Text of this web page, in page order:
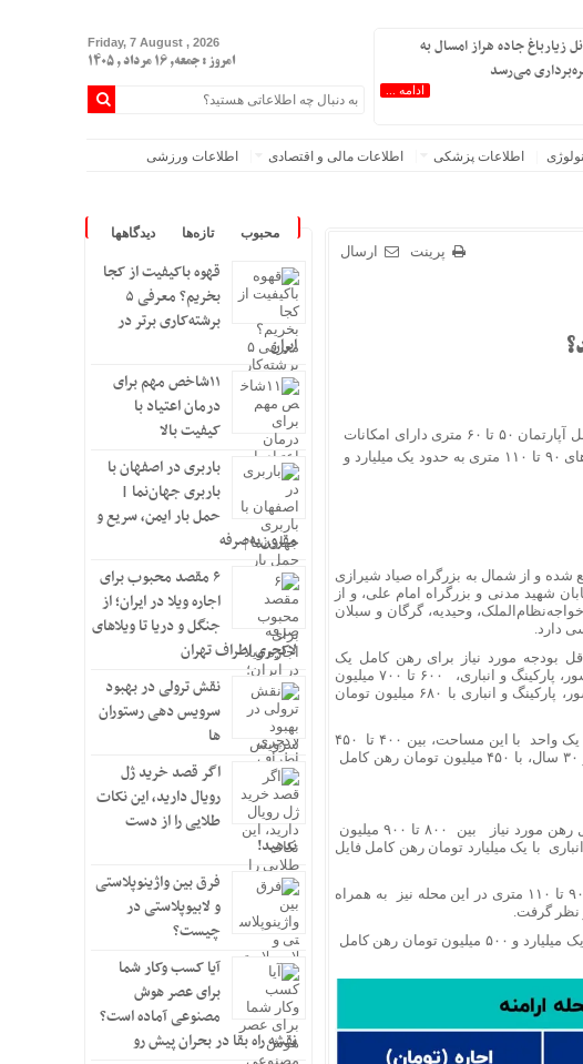
زیارباغ جاده هراز امسال به
می‌رسد
ادامه ...
Friday, 7 August , 2026
امروز : جمعه, ۱۶ مرداد , ۱۴۰۵
اطلاعات پزشکی اطلاعات مالی و اقتصادی اطلاعات ورزشی
شهری در بن‌بست ماندند/انحراف از طرح جامع ۱۳۸۶ به کشور آسیب زد
ارسال پرینت
بررسی فایل‌های موجود نشان می‌دهد حداقل بودجه لازم برای رهن کامل آپارتمان ۵۰ تا ۶۰ متری دارای امکانات
در این محله، بین ۶۰۰ تا ۷۰۰ میلیون تومان است و این رقم برای واحدهای ۹۰ تا ۱۱۰ متری به حدود یک میلیارد و
در شرق تهران و منطقه ۷ شهرداری واقع شده و از شمال به بزرگراه صیاد شیرازی
شهید مدنی و بزرگراه امام علی، و از
وحیدیه، گرگان و سبلان
دارد.
بودجه مورد نیاز برای رهن کامل یک
واحدآپارتمان ۵۰ تا ۶۰ متری در این محله، دارای امکاناتی از جمله آسانسور، پارکینگ و انباری، ۶۰۰ تا ۷۰۰ میلیون
تومان است. برای مثال‌ آپارتمانی ۵۵ متری، ۷ سال ساخت، دارای آسانسور، پارکینگ و انباری با ۶۸۰ میلیون تومان
اگر این امکانات را در نظر نگیریم، حداقل رهن مورد نیاز برای رهن کامل یک واحد با این مساحت، بین ۴۰۰ تا ۴۵۰
میلیون تومان است. برای مثال، واحدی ۶۰ متر، دارای سن بنایی بیش از ۳۰ سال، با ۴۵۰ میلیون تومان رهن کامل
آپارتمان ۷۰ تا ۸۰ متری نیز، در صورت دارا بودن امکانات مذکور، حداقل رهن مورد نیاز بین ۸۰۰ تا ۹۰۰ میلیون
و انباری با یک میلیارد تومان رهن کامل فایل
همچنین طبق مشاهدات ما از فایل‌های موجود، برای رهن کامل آپارتمان ۹۰ تا ۱۱۰ متری در این محله نیز به همراه
برای مثال واحدی ۹۵ متری، نوساز و دارای آسانسور، پارکینگ و انباری با یک میلیارد و ۵۰۰ میلیون تومان رهن کامل
محبوب تازه‌ها دیدگاهها
قهوه باکیفیت از کجا
بخریم؟ معرفی ۵
برشته‌کاری برتر در
ایران
۱۱شاخص مهم برای
درمان اعتیاد با
کیفیت بالا
باربری در اصفهان با
باربری جهان‌نما |
حمل بار ایمن، سریع و
مقرون‌به‌صرفه
۶ مقصد محبوب برای
اجاره ویلا در ایران؛ از
جنگل و دریا تا ویلاهای
لاکچری اطراف تهران
نقش ترولی در بهبود
سرویس دهی رستوران
ها
اگر قصد خرید ژل
رویال دارید، این نکات
طلایی را از دست
ندهید!
فرق بین واژینوپلاستی
و لابیوپلاستی در
چیست؟
آیا کسب وکار شما
برای عصر هوش
مصنوعی آماده است؟
نقشه راه بقا در بحران پیش رو